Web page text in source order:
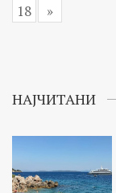
18 »
НАЈЧИТАНИ